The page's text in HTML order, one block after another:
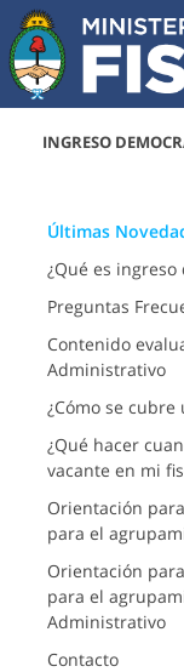
INGRESO
Últimas
¿Qué es ingreso
Preguntas
Contenido
Administrativo
¿Cómo se cubre
¿Qué hacer
vacante en mi
Orientación
para el
Orientación
para el
Administrativo
Contacto